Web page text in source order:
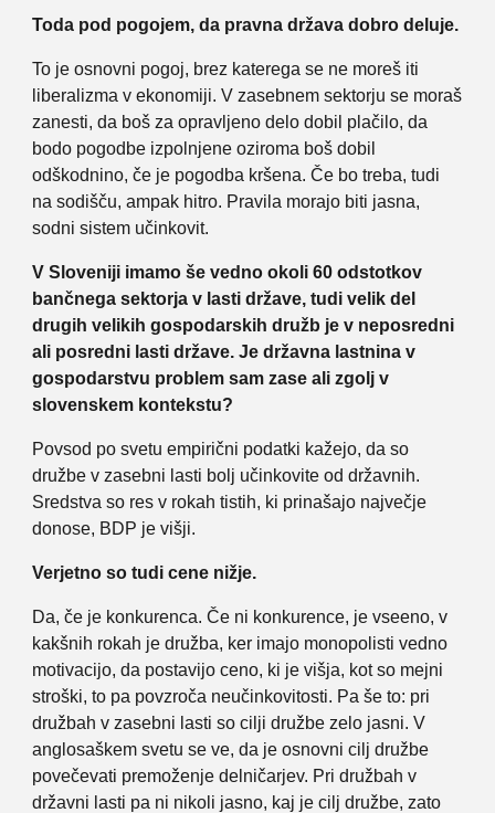
Toda pod pogojem, da pravna država dobro deluje.
To je osnovni pogoj, brez katerega se ne moreš iti
liberalizma v ekonomiji. V zasebnem sektorju se moraš
zanesti, da boš za opravljeno delo dobil plačilo, da
bodo pogodbe izpolnjene oziroma boš dobil
odškodnino, če je pogodba kršena. Če bo treba, tudi
na sodišču, ampak hitro. Pravila morajo biti jasna,
sodni sistem učinkovit.
V Sloveniji imamo še vedno okoli 60 odstotkov
bančnega sektorja v lasti države, tudi velik del
drugih velikih gospodarskih družb je v neposredni
ali posredni lasti države. Je državna lastnina v
gospodarstvu problem sam zase ali zgolj v
slovenskem kontekstu?
Povsod po svetu empirični podatki kažejo, da so
družbe v zasebni lasti bolj učinkovite od državnih.
Sredstva so res v rokah tistih, ki prinašajo največje
donose, BDP je višji.
Verjetno so tudi cene nižje.
Da, če je konkurenca. Če ni konkurence, je vseeno, v
kakšnih rokah je družba, ker imajo monopolisti vedno
motivacijo, da postavijo ceno, ki je višja, kot so mejni
stroški, to pa povzroča neučinkovitosti. Pa še to: pri
družbah v zasebni lasti so cilji družbe zelo jasni. V
anglosaškem svetu se ve, da je osnovni cilj družbe
povečevati premoženje delničarjev. Pri družbah v
državni lasti pa ni nikoli jasno, kaj je cilj družbe, zato